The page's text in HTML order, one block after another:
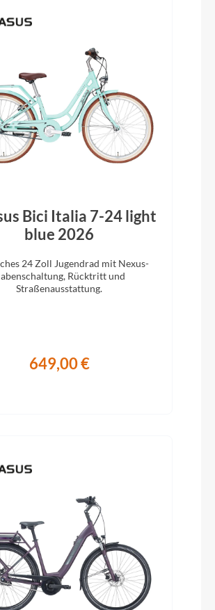
Bici Italia 7-24 light
blue 2026
24 Zoll Jugendrad mit Nexus-
Rücktritt und
Straßenausstattung.
649,00 €